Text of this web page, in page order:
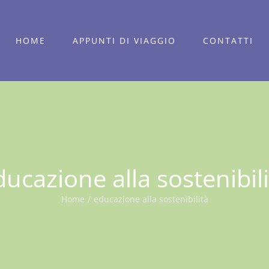
HOME APPUNTI DI VIAGGIO CONTATTI
alla
Home / educazione alla sostenibilità